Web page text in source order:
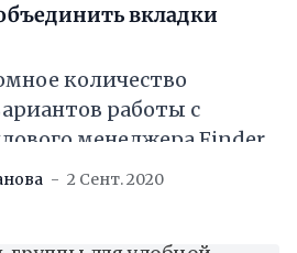
вкладки
количество
работы с
менеджера Finder
следует изучить ее
2 Сент. 2020